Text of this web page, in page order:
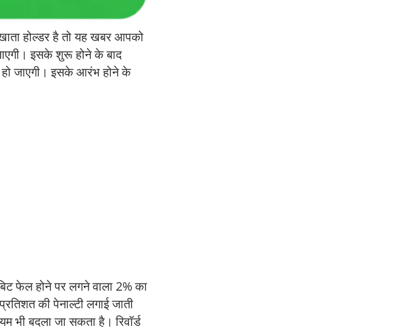
होल्डर है तो यह खबर आपको
इसके शुरू होने के बाद
जाएगी। इसके आरंभ होने के
फेल होने पर लगने वाला 2% का
की पेनाल्टी लगाई जाती
भी बदला जा सकता है। रिवॉर्ड